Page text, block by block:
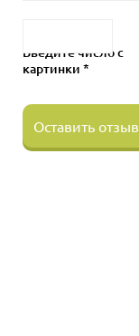
Введите число с
картинки *
Оставить отзыв